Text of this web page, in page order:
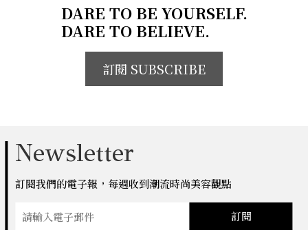
DARE TO BE YOURSELF.
DARE TO BELIEVE.
訂閱 SUBSCRIBE
Newsletter
訂閱我們的電子報，每週收到潮流時尚美容觀點
訂閱